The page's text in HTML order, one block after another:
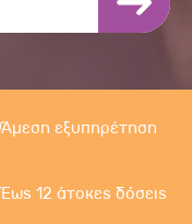
Άμεση εξυπηρέτηση
Έως 12 άτοκες δόσεις